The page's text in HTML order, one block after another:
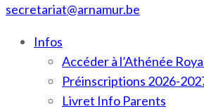
secretariat@arnamur.be
Infos
Accéder à l’Athénée
Préinscriptions 2026-
Livret Info Parents